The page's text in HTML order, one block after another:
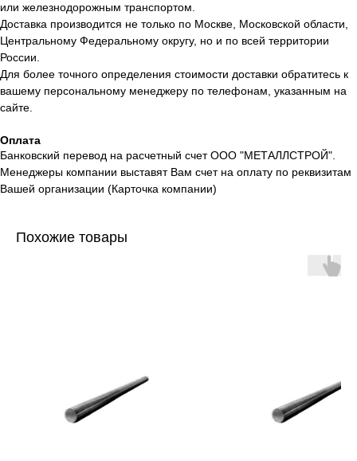
или железнодорожным транспортом.
Доставка производится не только по Москве, Московской области,
Центральному Федеральному округу, но и по всей территории
России.
Для более точного определения стоимости доставки обратитесь к
вашему персональному менеджеру по телефонам, указанным на
сайте.
Оплата
Банковский перевод на расчетный счет ООО "МЕТАЛЛСТРОЙ".
Менеджеры компании выставят Вам счет на оплату по реквизитам
Вашей организации (Карточка компании)
Похожие товары